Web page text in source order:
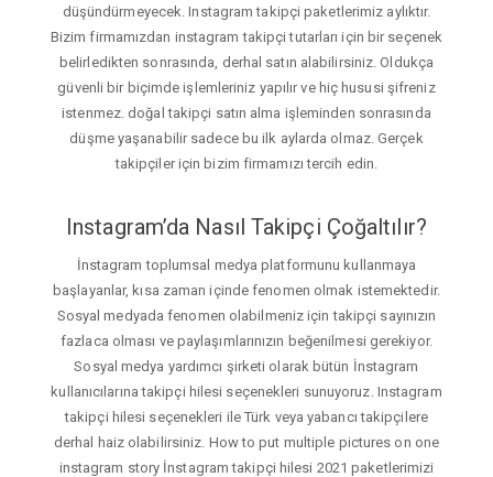
düşündürmeyecek. Instagram takipçi paketlerimiz aylıktır.
Bizim firmamızdan instagram takipçi tutarları için bir seçenek
belirledikten sonrasında, derhal satın alabilirsiniz. Oldukça
güvenli bir biçimde işlemleriniz yapılır ve hiç hususi şifreniz
istenmez. doğal takipçi satın alma işleminden sonrasında
düşme yaşanabilir sadece bu ilk aylarda olmaz. Gerçek
takipçiler için bizim firmamızı tercih edin.
Instagram’da Nasıl Takipçi Çoğaltılır?
İnstagram toplumsal medya platformunu kullanmaya
başlayanlar, kısa zaman içinde fenomen olmak istemektedir.
Sosyal medyada fenomen olabilmeniz için takipçi sayınızın
fazlaca olması ve paylaşımlarınızın beğenilmesi gerekiyor.
Sosyal medya yardımcı şirketi olarak bütün İnstagram
kullanıcılarına takipçi hilesi seçenekleri sunuyoruz. Instagram
takipçi hilesi seçenekleri ile Türk veya yabancı takipçilere
derhal haiz olabilirsiniz. How to put multiple pictures on one
instagram story İnstagram takipçi hilesi 2021 paketlerimizi